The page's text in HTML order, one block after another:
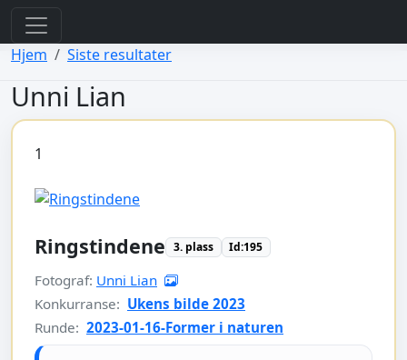
view: menus/_default.php
Hjem
Siste resultater
Unni Lian
1
Ringstindene 3. plass Id:195
Fotograf: Unni Lian
Konkurranse: Ukens bilde 2023
Runde: 2023-01-16-Former i naturen